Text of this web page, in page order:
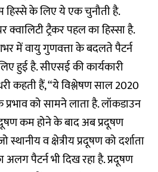
के लिए ये एक चुनौती है.
ट्रैकर पहल का हिस्सा है.
में वायु गुणवत्ता के बदलते पैटर्न
हुई है. सीएसई की कार्यकारी
कहती हैं, “ये विश्लेषण साल 2020
प्रभाव को सामने लाता है. लॉकडाउन
कम होने के बाद अब प्रदूषण
व क्षेत्रीय प्रदूषण को दर्शाता
पैटर्न भी दिख रहा है. प्रदूषण